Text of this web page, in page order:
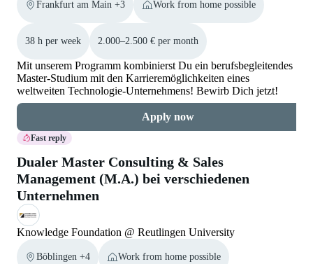
Frankfurt am Main +3 Work from home possible
38 h per week 2.000–2.500 € per month
Mit unserem Programm kombinierst Du ein berufsbegleitendes
Master-Studium mit den Karrieremöglichkeiten eines
weltweiten Technologie-Unternehmens! Bewirb Dich jetzt!
Apply now
Fast reply
Dualer Master Consulting & Sales
Management (M.A.) bei verschiedenen
Unternehmen
Knowledge Foundation @ Reutlingen University
Böblingen +4 Work from home possible